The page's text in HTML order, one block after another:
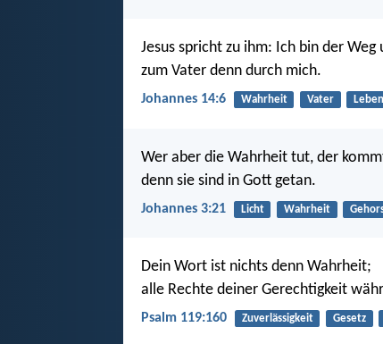
Jesus spricht zu ihm: Ich bin der
zum Vater denn durch mich.
Johannes 14:6 Wahrheit Vater Leben
Wer aber die Wahrheit tut, der
denn sie sind in Gott getan.
Johannes 3:21 Licht Wahrheit
Dein Wort ist nichts denn Wahrheit;
alle Rechte deiner Gerechtigkeit
Psalm 119:160 Zuverlässigkeit Gesetz